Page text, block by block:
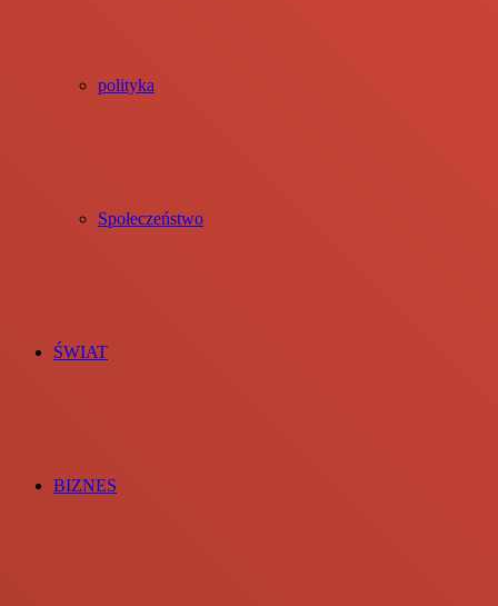
polityka
Społeczeństwo
ŚWIAT
BIZNES